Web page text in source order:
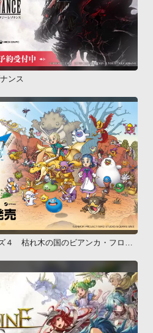
ンス
４ 枯れ木の国のビアンカ・フロー